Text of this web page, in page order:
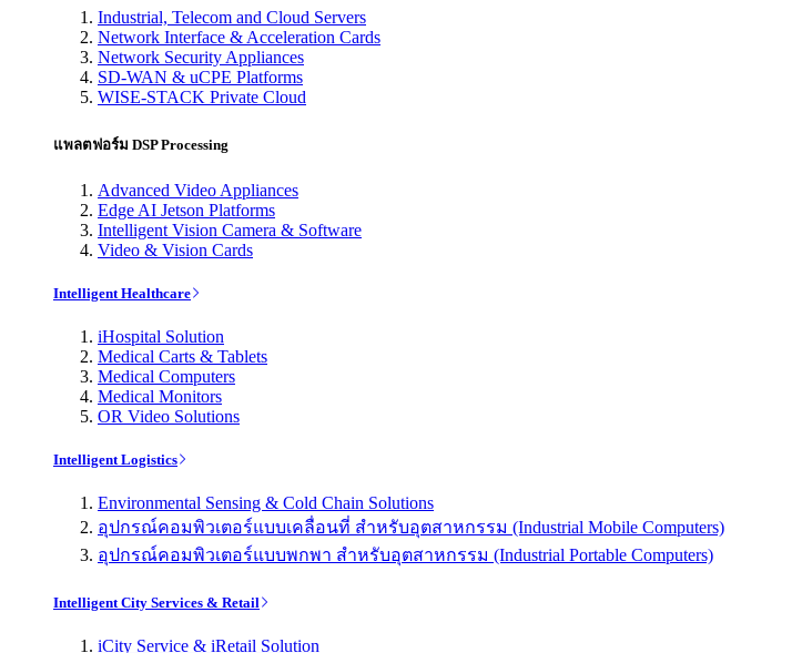
Industrial, Telecom and Cloud Servers
Network Interface & Acceleration Cards
Network Security Appliances
SD-WAN & uCPE Platforms
WISE-STACK Private Cloud
แพลตฟอร์ม DSP Processing
Advanced Video Appliances
Edge AI Jetson Platforms
Intelligent Vision Camera & Software
Video & Vision Cards
Intelligent Healthcare
iHospital Solution
Medical Carts & Tablets
Medical Computers
Medical Monitors
OR Video Solutions
Intelligent Logistics
Environmental Sensing & Cold Chain Solutions
อุปกรณ์คอมพิวเตอร์แบบเคลื่อนที่ สำหรับอุตสาหกรรม (Industrial Mobile Computers)
อุปกรณ์คอมพิวเตอร์แบบพกพา สำหรับอุตสาหกรรม (Industrial Portable Computers)
Intelligent City Services & Retail
iCity Service & iRetail Solution